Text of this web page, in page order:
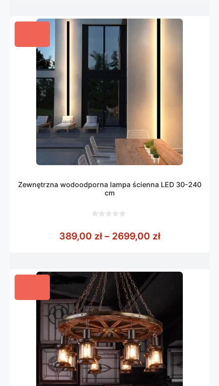
Zewnętrzna wodoodporna lampa ścienna LED 30-240
cm
5
389,00 zł – 2699,00 złZakres cen: